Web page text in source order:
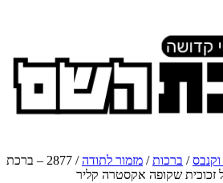
וקנבס/ ברכות/ מזמור לתודה
/ 2877 – ברכת
זכוכית שקופה אקסטרה קליר